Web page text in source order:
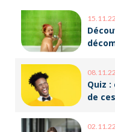
15.11.22
08.11.22
Quiz
de
02.11.22